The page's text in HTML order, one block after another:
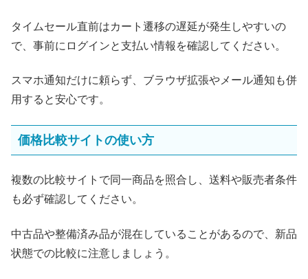
タイムセール直前はカート遷移の遅延が発生しやすいの
で、事前にログインと支払い情報を確認してください。
スマホ通知だけに頼らず、ブラウザ拡張やメール通知も併
用すると安心です。
価格比較サイトの使い方
複数の比較サイトで同一商品を照合し、送料や販売者条件
も必ず確認してください。
中古品や整備済み品が混在していることがあるので、新品
状態での比較に注意しましょう。